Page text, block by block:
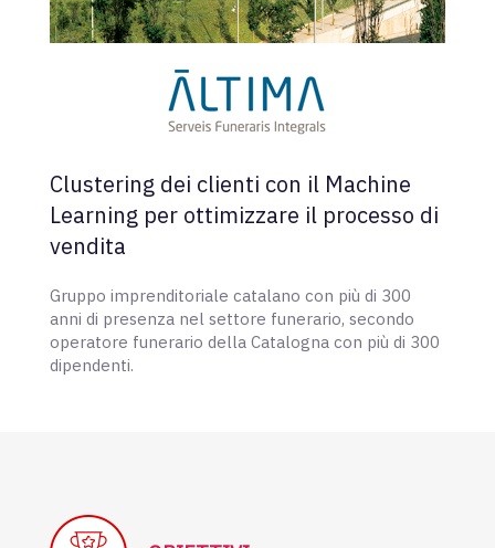
Clustering dei clienti con il Machine
Learning per ottimizzare il processo di
vendita
Gruppo imprenditoriale catalano con più di 300
anni di presenza nel settore funerario, secondo
operatore funerario della Catalogna con più di 300
dipendenti.